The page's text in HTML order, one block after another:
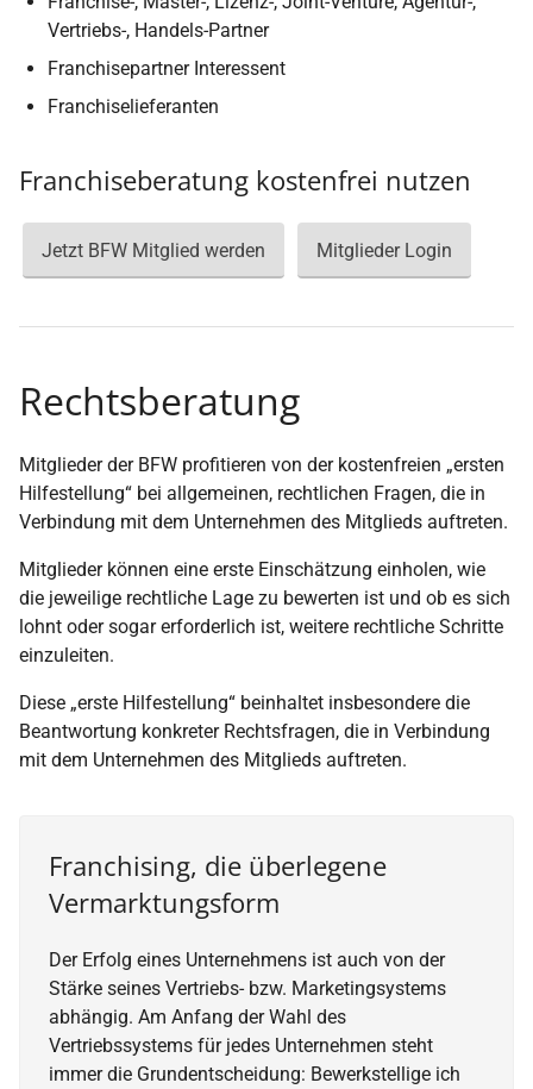
Vertriebs-, Handels-Partner
Franchisepartner Interessent
Franchiselieferanten
Franchiseberatung kostenfrei nutzen
Jetzt BFW Mitglied werden Mitglieder Login
Rechtsberatung
Mitglieder der BFW profitieren von der kostenfreien „ersten
Hilfestellung“ bei allgemeinen, rechtlichen Fragen, die in
Verbindung mit dem Unternehmen des Mitglieds auftreten.
Mitglieder können eine erste Einschätzung einholen, wie
die jeweilige rechtliche Lage zu bewerten ist und ob es sich
lohnt oder sogar erforderlich ist, weitere rechtliche Schritte
einzuleiten.
Diese „erste Hilfestellung“ beinhaltet insbesondere die
Beantwortung konkreter Rechtsfragen, die in Verbindung
mit dem Unternehmen des Mitglieds auftreten.
Franchising, die überlegene
Vermarktungsform
Der Erfolg eines Unternehmens ist auch von der
Stärke seines Vertriebs- bzw. Marketingsystems
abhängig. Am Anfang der Wahl des
Vertriebssystems für jedes Unternehmen steht
immer die Grundentscheidung: Bewerkstellige ich